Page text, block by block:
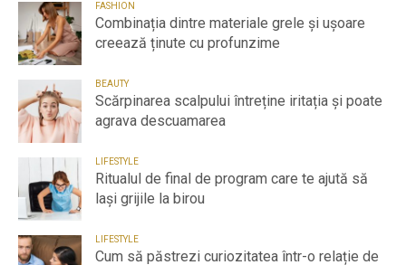
FASHION
Combinația dintre materiale grele și ușoare
creează ținute cu profunzime
BEAUTY
Scărpinarea scalpului întreține iritația și poate
agrava descuamarea
LIFESTYLE
Ritualul de final de program care te ajută să
lași grijile la birou
LIFESTYLE
Cum să păstrezi curiozitatea într-o relație de